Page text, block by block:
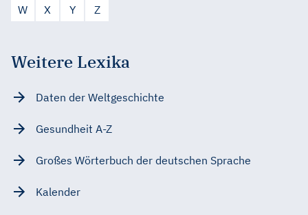
W
X Y Z
Weitere Lexika
Daten der Weltgeschichte
Gesundheit A-Z
Großes Wörterbuch der deutschen Sprache
Kalender